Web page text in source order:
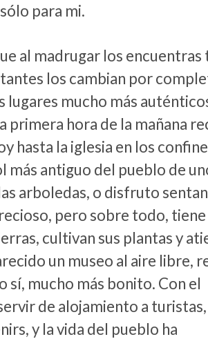
para mi.
al madrugar los encuentras
los cambian por
lugares mucho más
primera hora de la mañana
hasta la iglesia en los
más antiguo del pueblo de
arboledas, o disfruto
pero sobre todo, tiene
cultivan sus plantas y
un museo al aire libre,
sí, mucho más bonito. Con el
de alojamiento a turistas,
y la vida del pueblo ha